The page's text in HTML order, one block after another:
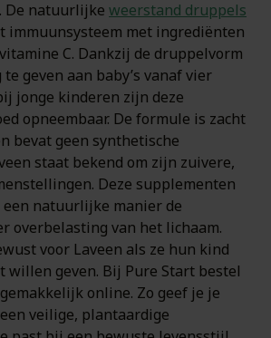
De natuurlijke weerstand druppels
immuunsysteem met ingrediënten
C. Dankzij de druppelvorm
geven aan baby’s vanaf vier
jonge kinderen zijn deze
opneembaar. De formule is zacht
bevat geen synthetische
staat bekend om zijn zuivere,
Deze supplementen
natuurlijke manier de
overbelasting van het lichaam.
voor Laveen als ze hun kind
willen geven. Bij Pure Start bestel
online. Zo geef je je
veilige, plantaardige